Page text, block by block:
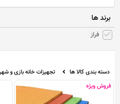
برند ها
فراز
دسته بندی کالا ها تجهیزات خانه بازی و
فروش ویژه